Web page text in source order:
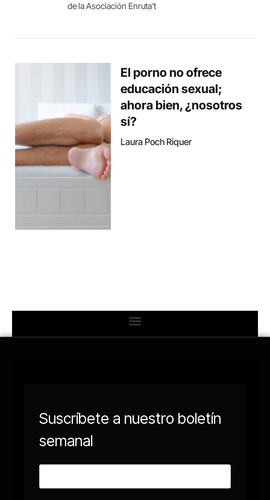
de la Asociación Enruta't
El porno no ofrece
educación sexual;
ahora bien, ¿nosotros
sí?
Laura Poch Riquer